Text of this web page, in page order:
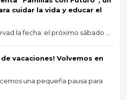
cuidar la vida y educar el
la fecha: el próximo sábado ...
de vacaciones! Volvemos en
una pequeña pausa para